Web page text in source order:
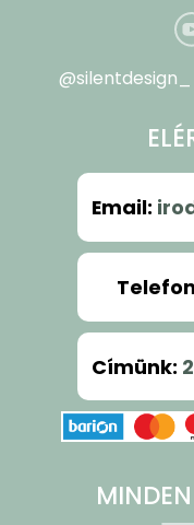
@silentdesign_
Email:
Telefon
Címünk: